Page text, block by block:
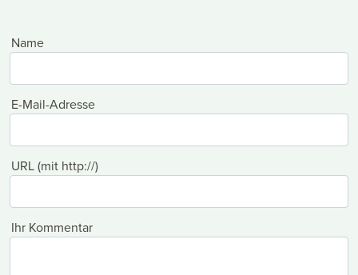
Name
E-Mail-Adresse
URL (mit http://)
Ihr Kommentar